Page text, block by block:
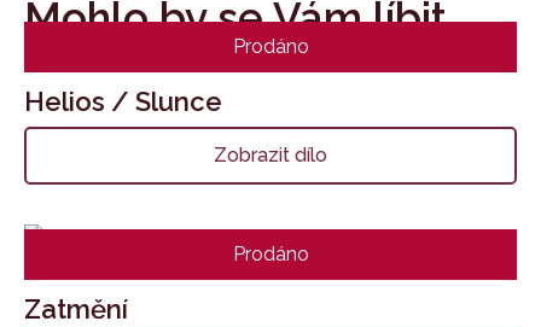
Mohlo by se Vám líbit
Prodáno
Helios / Slunce
Zobrazit dílo
Prodáno
Zatmění